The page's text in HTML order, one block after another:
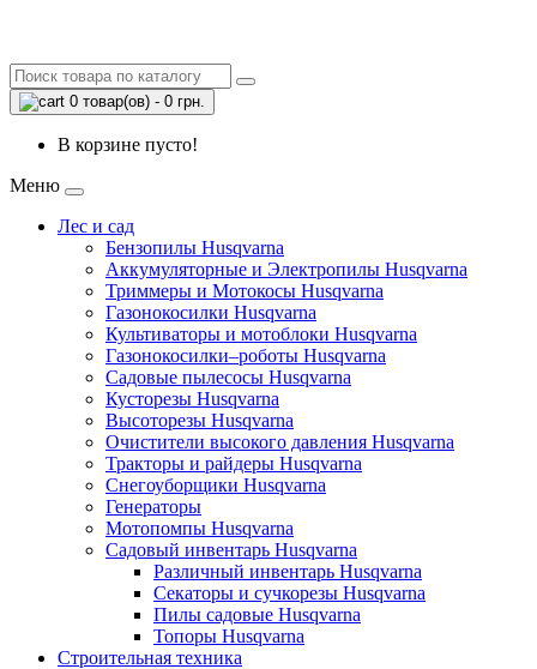
0 товар(ов) - 0 грн.
В корзине пусто!
Меню
Лес и сад
Бензопилы Husqvarna
Аккумуляторные и Электропилы Нusqvarna
Триммеры и Мотокосы Нusqvarna
Газонокосилки Husqvarna
Культиваторы и мотоблоки Husqvarna
Газонокосилки–роботы Husqvarna
Садовые пылесосы Husqvarna
Кусторезы Husqvarna
Высоторезы Husqvarna
Очистители высокого давления Husqvarna
Тракторы и райдеры Husqvarna
Снегоуборщики Husqvarna
Генераторы
Мотопомпы Husqvarna
Садовый инвентарь Husqvarna
Различный инвентарь Husqvarna
Секаторы и сучкорезы Husqvarna
Пилы садовые Husqvarna
Топоры Husqvarna
Строительная техника